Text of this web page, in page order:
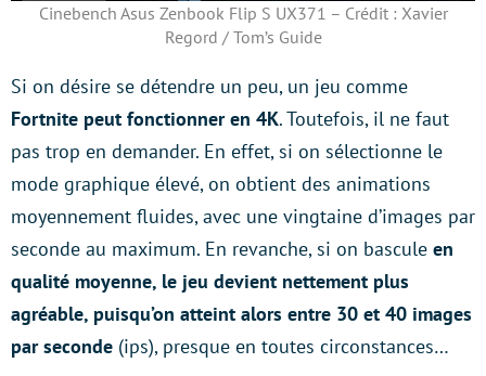
Cinebench Asus Zenbook Flip S UX371 – Crédit : Xavier
Regord / Tom’s Guide
Si on désire se détendre un peu, un jeu comme
Fortnite peut fonctionner en 4K. Toutefois, il ne faut
pas trop en demander. En effet, si on sélectionne le
mode graphique élevé, on obtient des animations
moyennement fluides, avec une vingtaine d’images par
seconde au maximum. En revanche, si on bascule en
qualité moyenne, le jeu devient nettement plus
agréable, puisqu’on atteint alors entre 30 et 40 images
par seconde (ips), presque en toutes circonstances…